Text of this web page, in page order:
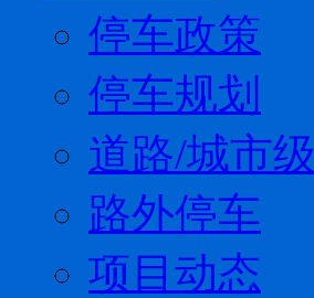
停车政策
停车规划
道路/城市级
路外停车
项目动态